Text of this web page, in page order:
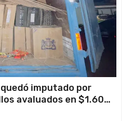
imputado por
avaluados en $1.600